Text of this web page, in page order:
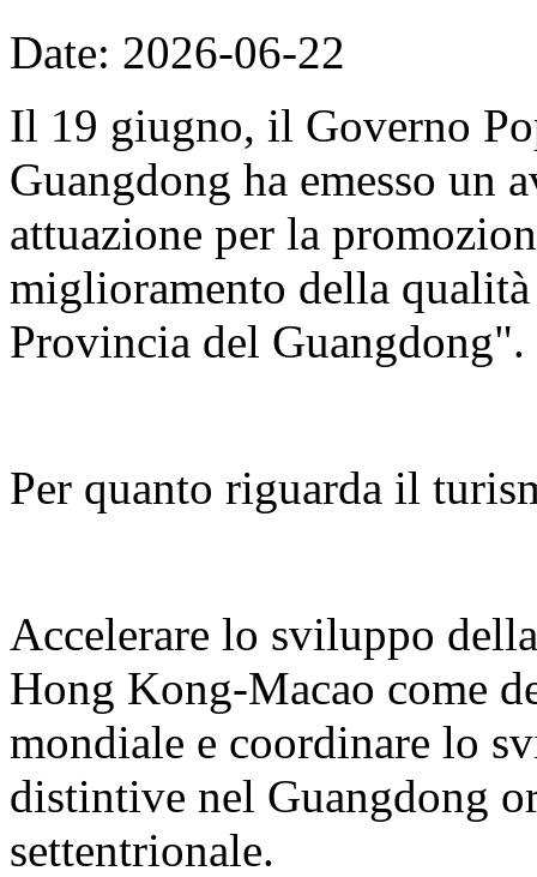
Date: 2026-06-22
Il 19 giugno, il Governo
Guangdong ha emesso un
attuazione per la
miglioramento della
Provincia del Guangdong".
Per quanto riguarda il
Accelerare lo sviluppo
Hong Kong-Macao come
mondiale e coordinare lo
distintive nel Guangdong
settentrionale.